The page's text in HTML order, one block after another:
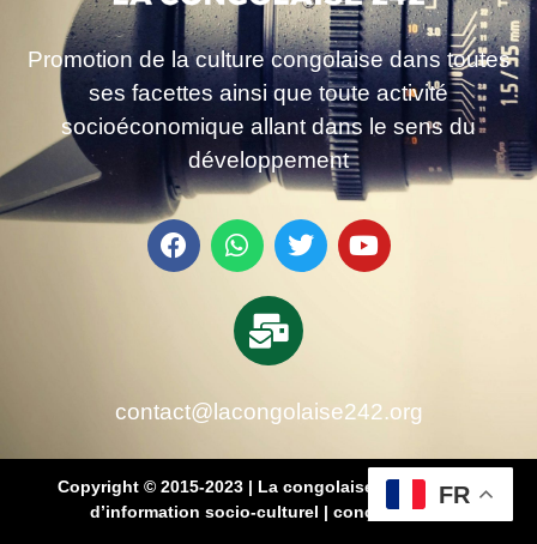
Promotion de la culture congolaise dans toutes
ses facettes ainsi que toute activité
socioéconomique allant dans le sens du
développement
contact@lacongolaise242.org
Copyright © 2015-2023 | La congolaise 242 – média
d’information socio-culturel | conçu par SB
FR